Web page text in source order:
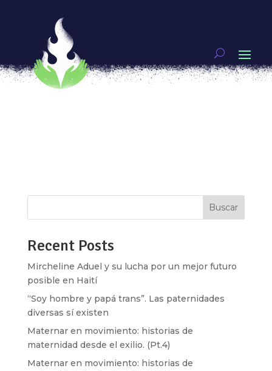
Canas rebeldes ¡Nuestras abuelas irreverentes!
porDaphne Beltran
Mujeres
guerreras
En nuestras sociedades contemporáneas -donde
Buscar
Recent Posts
Mircheline Aduel y su lucha por un mejor futuro
posible en Haití
“Soy hombre y papá trans”. Las paternidades
diversas sí existen
Maternar en movimiento: historias de
maternidad desde el exilio. (Pt.4)
Maternar en movimiento: historias de